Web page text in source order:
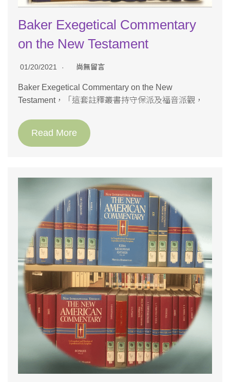
Baker Exegetical Commentary
on the New Testament
01/20/2021 尚無留言
Baker Exegetical Commentary on the New
Testament，「這套註釋叢書持守保派及福音派觀，
Read More